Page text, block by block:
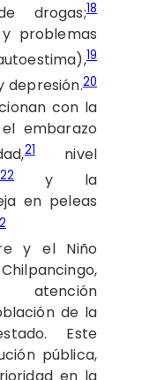
drogas;18
problemas
19
depresión.20
con la
embarazo
21nivel
22y la
en peleas
y el Niño
atención
de la
Este
pública,
en la